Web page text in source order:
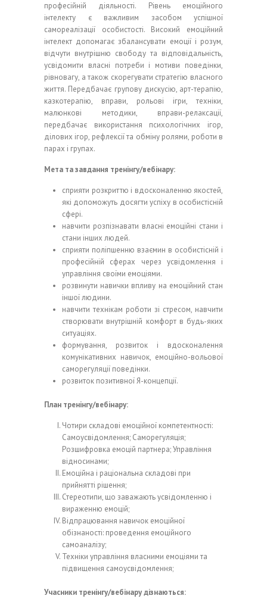
професійній діяльності. Рівень емоційного
інтелекту є важливим засобом успішної
самореалізації особистості. Високий емоційний
інтелект допомагає збалансувати емоції і розум,
відчути внутрішню свободу та відповідальність,
усвідомити власні потреби і мотиви поведінки,
рівновагу, а також скорегувати стратегію власного
життя. Передбачає групову дискусію, арт-терапію,
казкотерапію, вправи, рольові ігри, техніки,
малюнкові методики, вправи-релаксації,
передбачає використання психологічних ігор,
ділових ігор, рефлексії та обміну ролями, роботи в
парах і групах.
Мета та завдання тренінгу/вебінару:
сприяти розкриттю і вдосконаленню якостей,
які допоможуть досягти успіху в особистісній
сфері.
навчити розпізнавати власні емоційні стани і
стани інших людей.
сприяти поліпшенню взаємин в особистісній і
професійній сферах через усвідомлення і
управління своїми емоціями.
розвинути навички впливу на емоційний стан
іншої людини.
навчити технікам роботи зі стресом, навчити
створювати внутрішній комфорт в будь-яких
ситуаціях.
формування, розвиток і вдосконалення
комунікативних навичок, емоційно-вольової
саморегуляції поведінки.
розвиток позитивної Я-концепції.
План тренінгу/вебінару:
Чотири складові емоційної компетентності:
Самоусвідомлення; Саморегуляція;
Розшифровка емоцій партнера; Управління
відносинами;
Емоційна і раціональна складові при
прийнятті рішення;
Стереотипи, що заважають усвідомленню і
вираженню емоцій;
Відпрацювання навичок емоційної
обізнаності: проведення емоційного
самоаналізу;
Техніки управління власними емоціями та
підвищення самоусвідомлення;
Учасники тренінгу/вебінару дізнаються: